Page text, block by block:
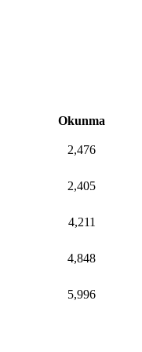
Okunma
2,476
2,405
4,211
4,848
5,996